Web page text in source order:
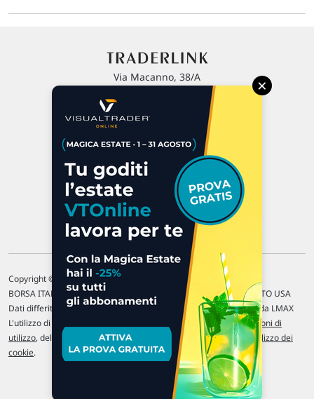
Via Macanno, 38/A
P.IVA 02 452 460 401
Chi siamo
Commenti e segnalazioni
Contattaci
Copyright © 1996-2026 Traderlink Italia s.r.l.
BORSA ITALIANA Quotazioni di borsa differite di 15 min. / MERCATO USA
Dati differiti di 15 min. (fonte Intrinio) / FOREX Quotazioni fornite da LMAX
L'utilizzo di questo sito implica l'accettazione delle nostre Condizioni di
utilizzo, del Disclaimer MAR, delle Politiche sulla privacye dell' Utilizzo dei
cookie.
×